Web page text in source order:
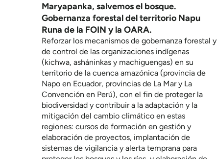
Maryapanka, salvemos el bosque.
Gobernanza forestal del territorio Napu
Runa de la FOIN y la OARA.
Reforzar los mecanismos de gobernanza forestal y
de control de las organizaciones indígenas
(kichwa, asháninkas y machiguengas) en su
territorio de la cuenca amazónica (provincia de
Napo en Ecuador, provincias de La Mar y La
Convención en Perú), con el fin de proteger la
biodiversidad y contribuir a la adaptación y la
mitigación del cambio climático en estas
regiones: cursos de formación en gestión y
elaboración de proyectos, implantación de
sistemas de vigilancia y alerta temprana para